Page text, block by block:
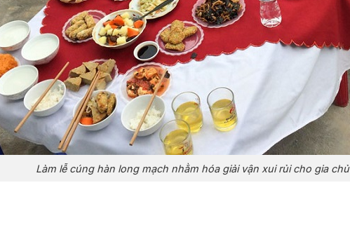
Làm lễ cúng hàn long mạch nhằm hóa giải vận xui rủi cho gia chủ